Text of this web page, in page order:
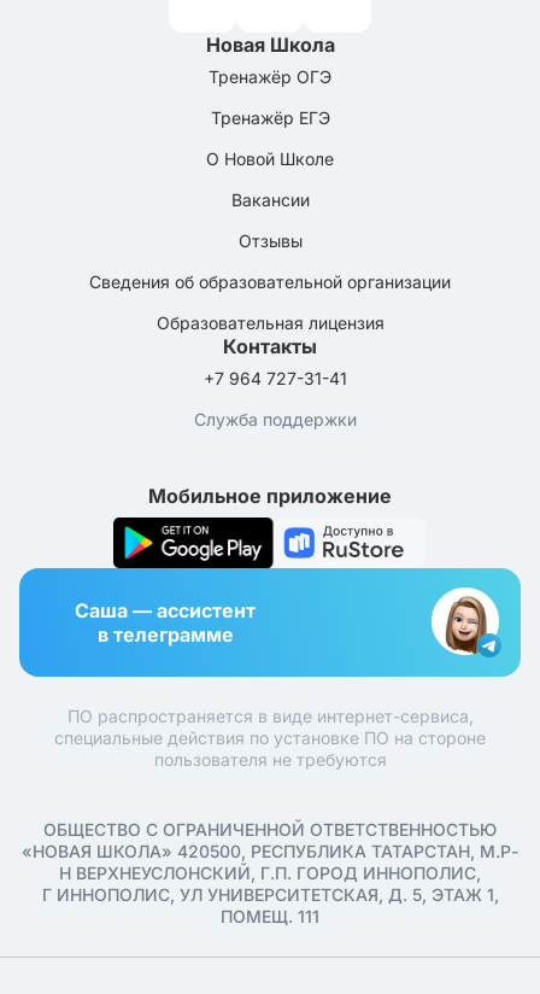
Новая Школа
Тренажёр ОГЭ
Тренажёр ЕГЭ
О Новой Школе
Вакансии
Отзывы
Сведения об образовательной организации
Образовательная лицензия
Контакты
+7 964 727-31-41
Служба поддержки
Мобильное приложение
Саша — ассистент
в телеграмме
ПО распространяется в виде интернет-сервиса,
специальные действия по установке ПО на стороне
пользователя не требуются
ОБЩЕСТВО С ОГРАНИЧЕННОЙ ОТВЕТСТВЕННОСТЬЮ
«НОВАЯ ШКОЛА» 420500, РЕСПУБЛИКА ТАТАРСТАН, М.Р-
Н ВЕРХНЕУСЛОНСКИЙ, Г.П. ГОРОД ИННОПОЛИС,
Г ИННОПОЛИС, УЛ УНИВЕРСИТЕТСКАЯ, Д. 5, ЭТАЖ 1,
ПОМЕЩ. 111